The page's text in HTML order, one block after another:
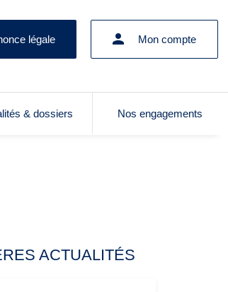
légale Mon compte
& dossiers Nos engagements
ACTUALITÉS